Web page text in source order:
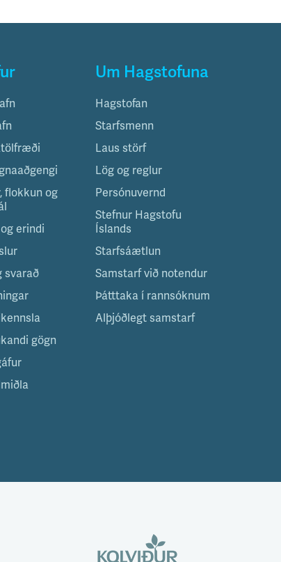
flokkun og
erindi
svarað
gögn
Um Hagstofuna
Hagstofan
Starfsmenn
Laus störf
Lög og reglur
Persónuvernd
Stefnur Hagstofu
Íslands
Starfsáætlun
Samstarf við notendur
Þátttaka í rannsóknum
Alþjóðlegt samstarf